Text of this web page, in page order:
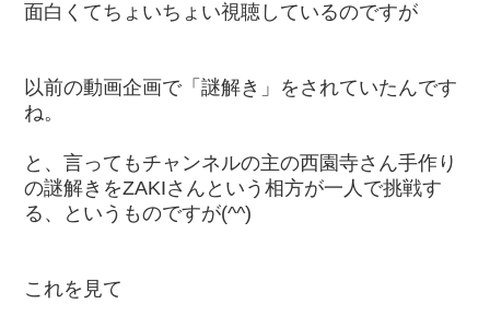
面白くてちょいちょい視聴しているのですが
以前の動画企画で「謎解き」をされていたんです
ね。
と、言ってもチャンネルの主の西園寺さん手作り
の謎解きをZAKIさんという相方が一人で挑戦す
る、というものですが(^^)
これを見て